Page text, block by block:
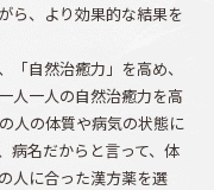
ら、より効果的な結果を
自然治癒力」を高め、
人一人の自然治癒力を高
人の体質や病気の状態に
病名だからと言って、体
人に合った漢方薬を選